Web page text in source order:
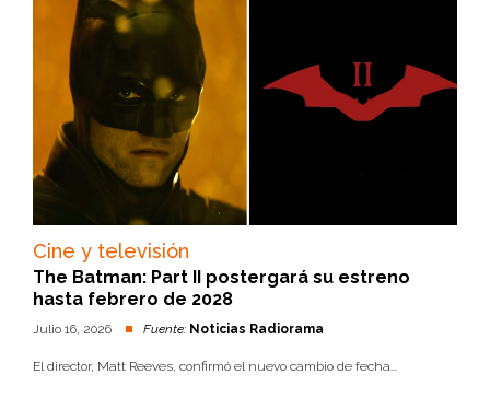
Cine y televisión
The Batman: Part II postergará su estreno
hasta febrero de 2028
Julio 16, 2026 Fuente: Noticias Radiorama
El director, Matt Reeves, confirmó el nuevo cambio de fecha...